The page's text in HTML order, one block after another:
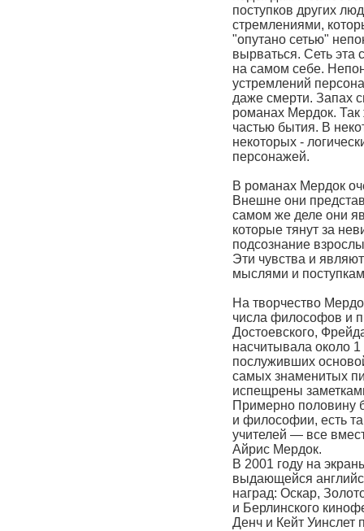
поступков других
стремлениями,
"опутано сетью"
вырваться. Сеть эта
на самом себе.
устремлений
даже смерти. Запах
романах Мердок. Так
частью бытия. В
некоторых -
персонажей.
В романах Мердок
Внешне они
самом же деле они
которые тянут за
подсознание
Эти чувства и
мыслями и
На творчество
числа философов и
Достоевского,
насчитывала около 1
послуживших
самых знаменитых
испещрены
Примерно половину
и философии, есть
учителей — все
Айрис Мердок.
В 2001 году на
выдающейся
наград: Оскар,
и Берлинского
Денч и Кейт